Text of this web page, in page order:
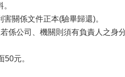
關係文件正本(驗畢歸還)。
公司、機關則須有負責人之身
50元。